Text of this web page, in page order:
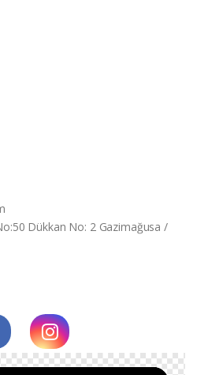
Dükkan No: 2 Gazimağusa /